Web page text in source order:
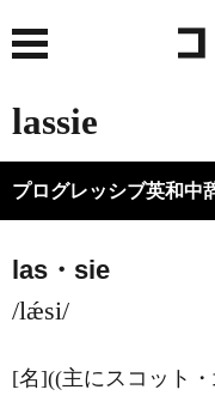
lassie
プログレッシブ英和中
las・sie
/lǽsi/
[名]((主にスコット